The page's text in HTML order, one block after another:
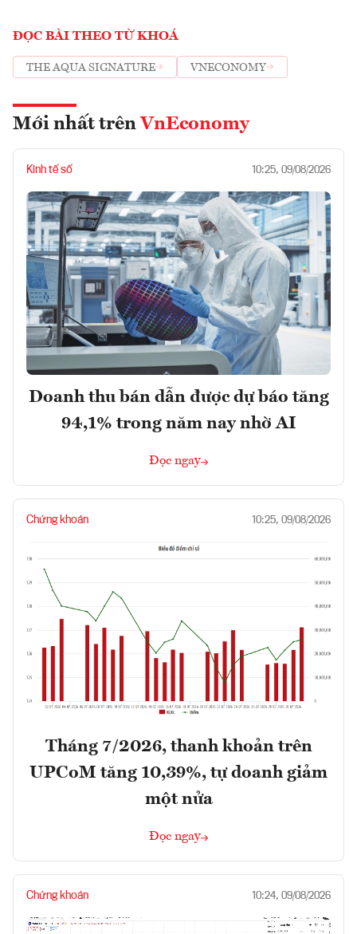
ĐỌC BÀI THEO TỪ KHOÁ
THE AQUA SIGNATURE VNECONOMY
Mới nhất trên VnEconomy
Kinh tế số 10:25, 09/08/2026
Doanh thu bán dẫn được dự báo tăng
94,1% trong năm nay nhờ AI
Đọc ngay
Chứng khoán 10:25, 09/08/2026
Tháng 7/2026, thanh khoản trên
UPCoM tăng 10,39%, tự doanh giảm
một nửa
Đọc ngay
Chứng khoán 10:24, 09/08/2026